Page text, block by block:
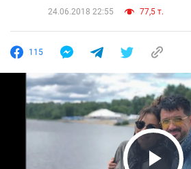
24.06.2018 22:55
77,5 т.
115